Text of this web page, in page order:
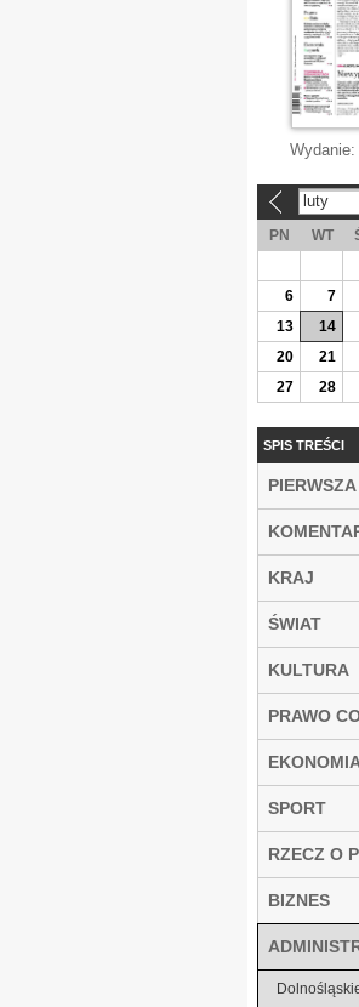
Wydanie:
luty
PN WT
6
7
13
14
20
21
27
28
SPIS TREŚCI
KRAJ
ŚWIAT
KULTURA
PRAWO
SPORT
RZECZ O
BIZNES